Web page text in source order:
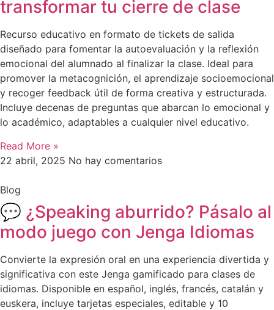
transformar tu cierre de clase
Recurso educativo en formato de tickets de salida
diseñado para fomentar la autoevaluación y la reflexión
emocional del alumnado al finalizar la clase. Ideal para
promover la metacognición, el aprendizaje socioemocional
y recoger feedback útil de forma creativa y estructurada.
Incluye decenas de preguntas que abarcan lo emocional y
lo académico, adaptables a cualquier nivel educativo.
Read More »
22 abril, 2025 No hay comentarios
Blog
💬 ¿Speaking aburrido? Pásalo al
modo juego con Jenga Idiomas
Convierte la expresión oral en una experiencia divertida y
significativa con este Jenga gamificado para clases de
idiomas. Disponible en español, inglés, francés, catalán y
euskera, incluye tarjetas especiales, editable y 10